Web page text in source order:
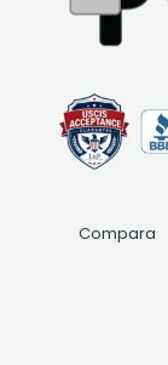
Compara